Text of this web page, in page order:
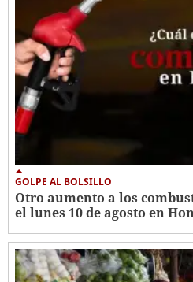
GOLPE AL BOLSILLO
Otro aumento a los
el lunes 10 de agosto en